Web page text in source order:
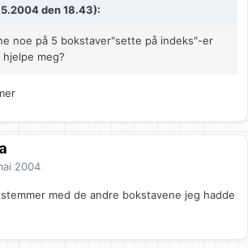
den 18.43):
noe på 5 bokstaver"sette på indeks"-er
meg?
2004
med de andre bokstavene jeg hadde